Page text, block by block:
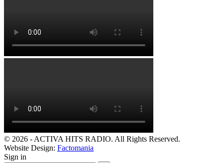
© 2026 - ACTIVA HITS RADIO. All Rights Reserved.
Website Design: Factomania
Sign in